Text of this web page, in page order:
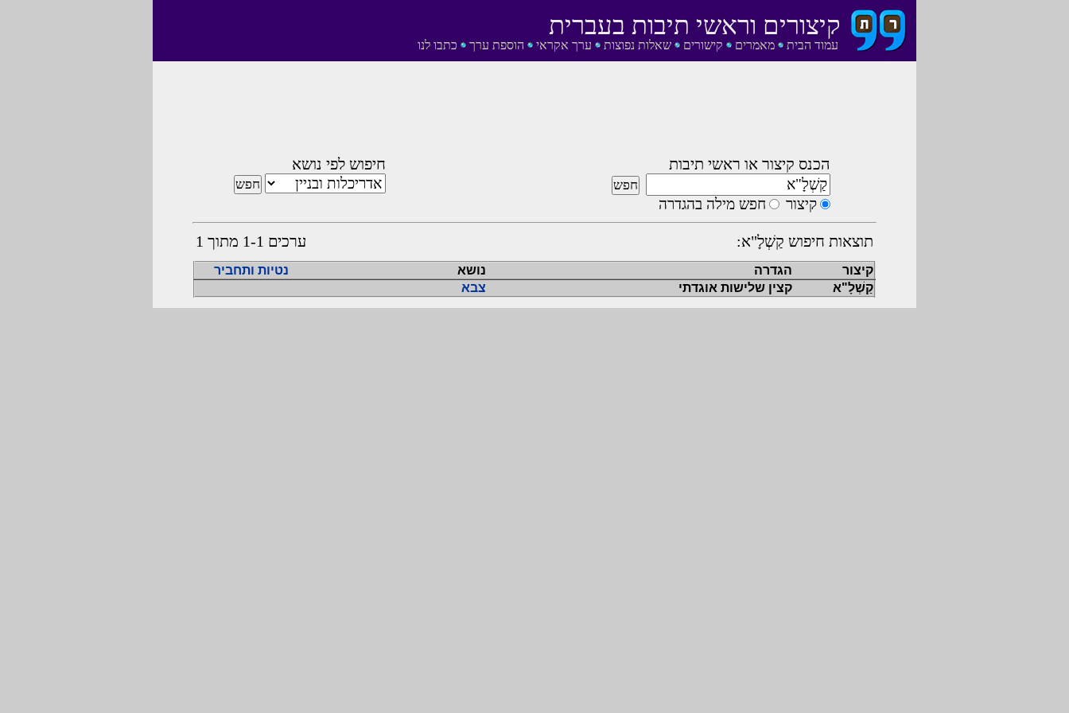
עמוד הבית מאמרים קישורים שאלות נפוצות ערך אקראי הוספת ערך כתבו לנו
קיצורים וראשי תיבות בעברית
הכנס קיצור או ראשי תיבות
קיצור חפש מילה בהגדרה
חיפוש לפי נושא
תוצאות חיפוש קַשְׁלָ"א: ערכים 1-1 מתוך 1
קיצור הגדרה נושא
נטיות ותחביר
קַשְׁלָ"א
קצין שלישות אוגדתי צבא